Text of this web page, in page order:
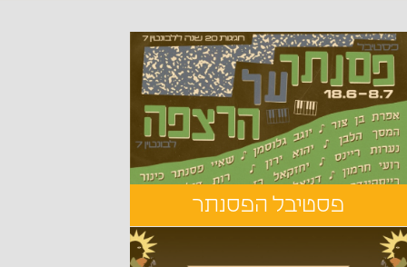
פסטיבל הפסנתר